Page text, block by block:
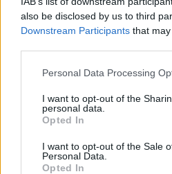
also be disclosed by us to third
Downstream Participants that
Personal Data Processing
I want to opt-out of the
personal data.
Opted In
I want to opt-out of the Sale
Personal Data.
Opted In
ΜΠΟΡΕΙ ΝΑ ΣΑΣ
Φλωρίδης
Είναι